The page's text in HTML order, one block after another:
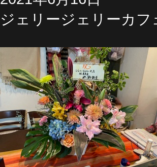
ジェリージェリーカ